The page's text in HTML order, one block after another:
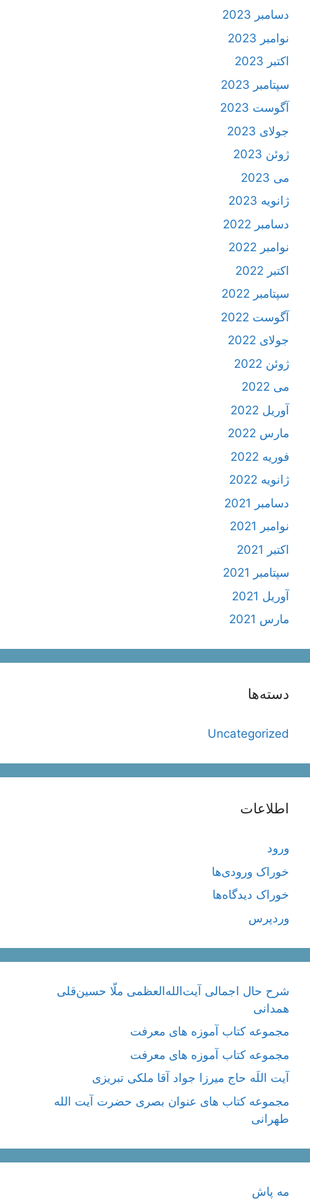
دسامبر 2023
نوامبر 2023
اکتبر 2023
سپتامبر 2023
آگوست 2023
جولای 2023
ژوئن 2023
می 2023
ژانویه 2023
دسامبر 2022
نوامبر 2022
اکتبر 2022
سپتامبر 2022
آگوست 2022
جولای 2022
ژوئن 2022
می 2022
آوریل 2022
مارس 2022
فوریه 2022
ژانویه 2022
دسامبر 2021
نوامبر 2021
اکتبر 2021
سپتامبر 2021
آوریل 2021
مارس 2021
دسته‌ها
Uncategorized
اطلاعات
ورود
خوراک ورودی‌ها
خوراک دیدگاه‌ها
وردپرس
شرح حال اجمالی آیت‌الله‌العظمی ملّا حسین‌قلی
همدانی
مجموعه کتاب آموزه های معرفت
مجموعه کتاب آموزه های معرفت
آیت اللَه حاج میرزا جواد آقا ملکی تبریزی
مجموعه کتاب های عنوان بصری حضرت آیت الله
طهرانی
مه پاش